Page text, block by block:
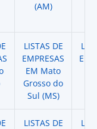
(AM)
LISTAS DE
EMPRESAS
EM Mato
Grosso do
Sul (MS)
LISTAS DE